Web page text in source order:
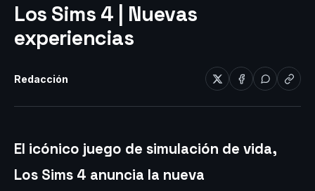
Los Sims 4 | Nuevas
experiencias
Redacción
El icónico juego de simulación de vida,
Los Sims 4 anuncia la nueva